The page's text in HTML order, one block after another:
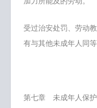
受过治安处罚、劳动
有与其他未成年人同
第七章 未成年人保